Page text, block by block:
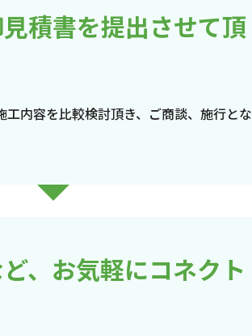
積書を提出させて頂
内容を比較検討頂き、ご商談、施行とな
、お気軽にコネクト